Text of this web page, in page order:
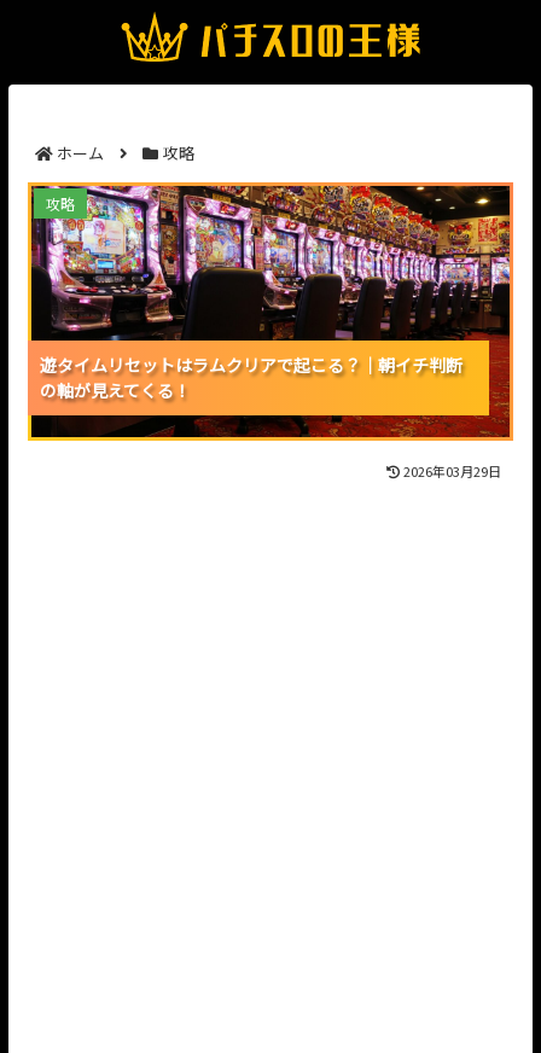
ホーム 攻略
遊タイムリセットはラムクリアで起こる？｜朝イチ判
断の軸が見えてくる！
遊タイムリセットはラムクリアで起こる？｜朝イチ判断
の軸が見えてくる！
遊タイムリセットはラムクリアで起こる？｜朝イチ判断
の軸が見えてくる！
遊タイムリセットはラムクリアで起こる？｜朝イチ判断
の軸が見えてくる！
攻略
2026年03月29日